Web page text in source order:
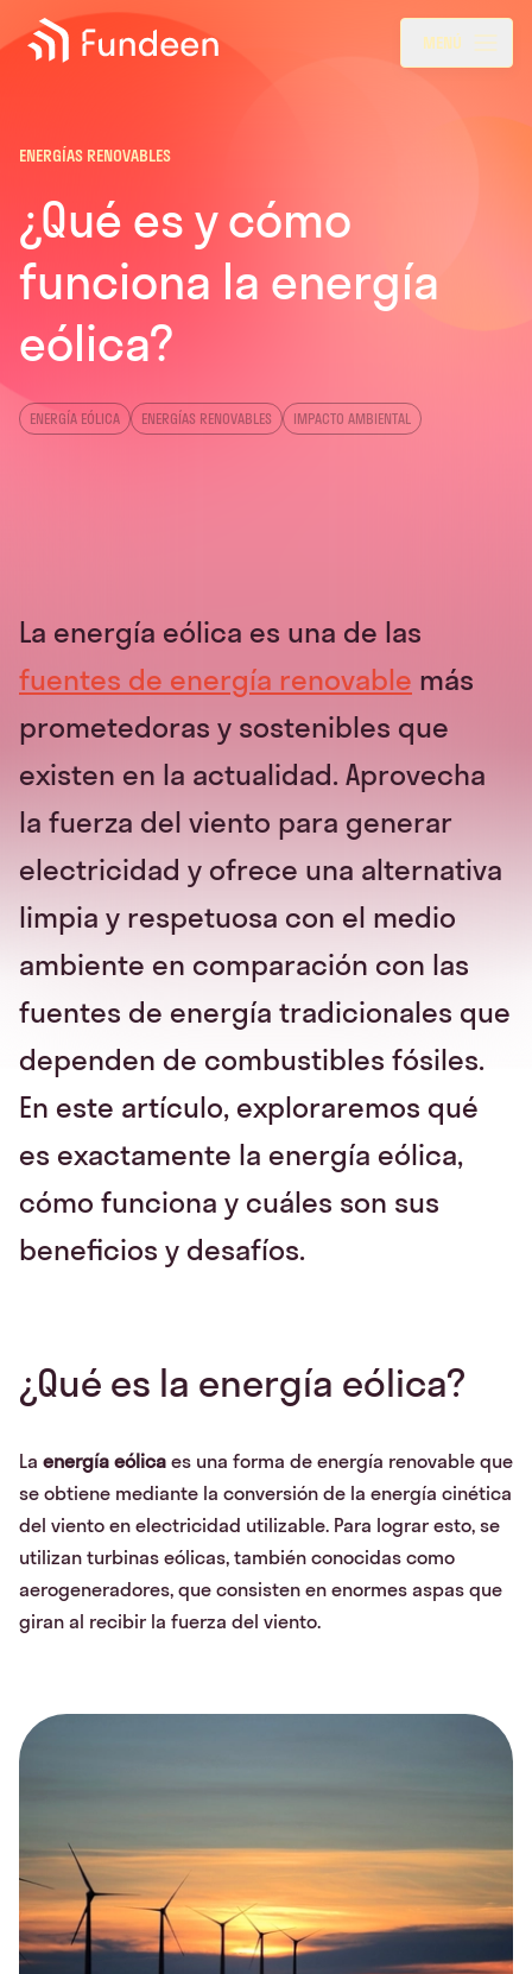
Fundeen Menu
MENÚ
ENERGÍAS RENOVABLES
¿Qué es y cómo
funciona la energía
eólica?
ENERGÍA EÓLICA ENERGÍAS RENOVABLES IMPACTO AMBIENTAL
La energía eólica es una de las
fuentes de energía renovable más
prometedoras y sostenibles que
existen en la actualidad. Aprovecha
la fuerza del viento para generar
electricidad y ofrece una alternativa
limpia y respetuosa con el medio
ambiente en comparación con las
fuentes de energía tradicionales que
dependen de combustibles fósiles.
En este artículo, exploraremos qué
es exactamente la energía eólica,
cómo funciona y cuáles son sus
beneficios y desafíos.
¿Qué es la energía eólica?
La energía eólica es una forma de energía renovable que
se obtiene mediante la conversión de la energía cinética
del viento en electricidad utilizable. Para lograr esto, se
utilizan turbinas eólicas, también conocidas como
aerogeneradores, que consisten en enormes aspas que
giran al recibir la fuerza del viento.